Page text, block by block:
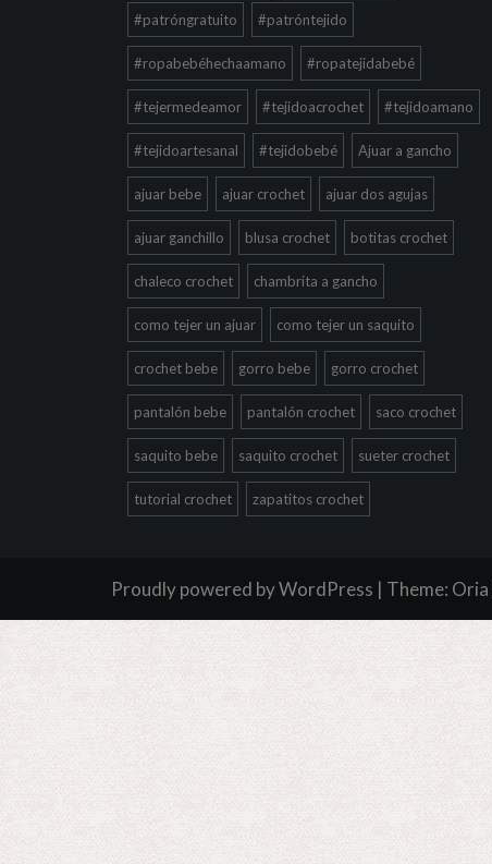
#patróngratuito #patróntejido
#ropabebéhechaamano #ropatejidabebé
#tejermedeamor #tejidoacrochet #tejidoamano
#tejidoartesanal #tejidobebé Ajuar a gancho
ajuar bebe ajuar crochet ajuar dos agujas
ajuar ganchillo blusa crochet botitas crochet
chaleco crochet chambrita a gancho
como tejer un ajuar como tejer un saquito
crochet bebe gorro bebe gorro crochet
pantalón bebe pantalón crochet saco crochet
saquito bebe saquito crochet sueter crochet
tutorial crochet zapatitos crochet
Proudly powered by WordPress | Theme: Oria